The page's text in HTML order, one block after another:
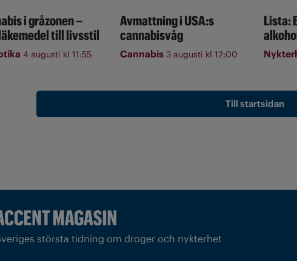
i gråzonen –
till livsstil
4 augusti kl 11:55
Avmattning i USA:s
cannabisvåg
Cannabis 3 augusti kl 12:00
Lista:
Till startsidan
största tidning om droger och nykterhet